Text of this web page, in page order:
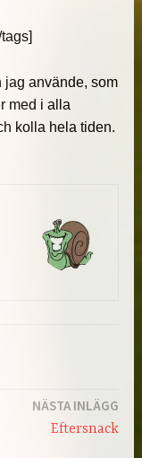
jag använde, som
med i alla
kolla hela tiden.
NÄSTA INLÄGG
Eftersnack